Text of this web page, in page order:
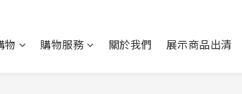
物 購物服務 關於我們 展示商品出清